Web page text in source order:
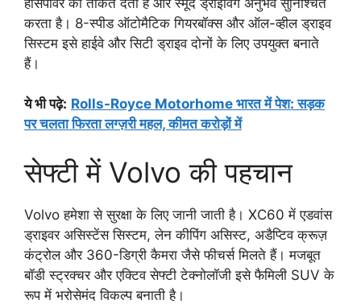
करता है। 8-स्पीड ऑटोमैटिक गियरबॉक्स और ऑल-व्हील ड्राइव
सिस्टम इसे हाईवे और सिटी ड्राइव दोनों के लिए उपयुक्त बनाते
हैं।
ये भी पढ़े: Rolls-Royce Motorhome भारत में पेश: सड़क
पर चलता फिरता लग्ज़री महल, कीमत करोड़ों में
सेफ्टी में Volvo की पहचान
Volvo हमेशा से सुरक्षा के लिए जानी जाती है। XC60 में एडवांस
ड्राइवर असिस्टेंस सिस्टम, लेन कीपिंग असिस्ट, अडैप्टिव क्रूज़
कंट्रोल और 360-डिग्री कैमरा जैसे फीचर्स मिलते हैं। मजबूत
बॉडी स्ट्रक्चर और एक्टिव सेफ्टी टेक्नोलॉजी इसे फैमिली SUV के
रूप में भरोसेमंद विकल्प बनाती है।